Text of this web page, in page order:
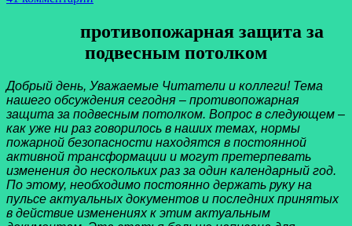
противопожарная защита за
подвесным потолком
Добрый день, Уважаемые Читатели и коллеги! Тема
нашего обсуждения сегодня – противопожарная
защита за подвесным потолком. Вопрос в следующем –
как уже ни раз говорилось в наших темах, нормы
пожарной безопасности находятся в постоянной
активной трансформации и могут претерпевать
изменения до нескольких раз за один календарный год.
По этому, необходимо постоянно держать руку на
пульсе актуальных документов и последних принятых
в действие изменениях к этим актуальным